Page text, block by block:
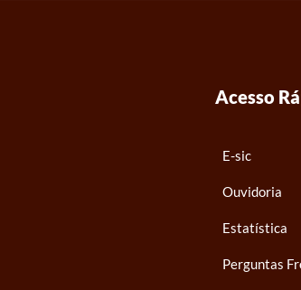
Acesso
E-sic
Ouvidoria
Estatística
Perguntas